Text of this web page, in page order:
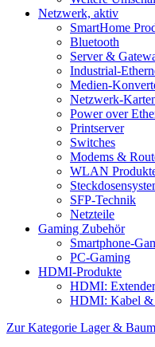
Netzwerk, aktiv
SmartHome
Bluetooth
Server &
Industrial-
Medien-
Netzwerk-
Power over
Printserver
Switches
Modems &
WLAN
SFP-Technik
Netzteile
Gaming Zubehör
Smartphone-
PC-Gaming
HDMI-Produkte
HDMI:
HDMI: Kabel &
Zur Kategorie Lager &